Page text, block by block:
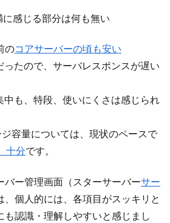
感じる部分は何も無い
のコアサーバーの頃も安い
ったので、サーバレスポンスが遅い
も、特段、使いにくさは感じられ
容量については、現状のペースで
十分です。
バー管理画面（スターサーバーサー
、個人的には、各項目がスッキリと
も認識・理解しやすいと感じまし